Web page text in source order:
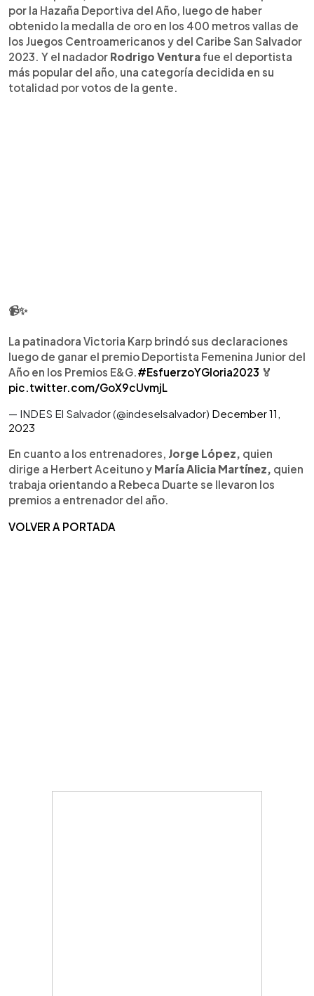
por la Hazaña Deportiva del Año, luego de haber
obtenido la medalla de oro en los 400 metros vallas de
los Juegos Centroamericanos y del Caribe San Salvador
2023. Y el nadador Rodrigo Ventura fue el deportista
más popular del año, una categoría decidida en su
totalidad por votos de la gente.
📹✨
La patinadora Victoria Karp brindó sus declaraciones
luego de ganar el premio Deportista Femenina Junior del
Año en los Premios E&G. #EsfuerzoYGloria2023 🏅
pic.twitter.com/GoX9cUvmjL
— INDES El Salvador (@indeselsalvador) December 11,
2023
En cuanto a los entrenadores, Jorge López, quien
dirige a Herbert Aceituno y María Alicia Martínez, quien
trabaja orientando a Rebeca Duarte se llevaron los
premios a entrenador del año.
VOLVER A PORTADA